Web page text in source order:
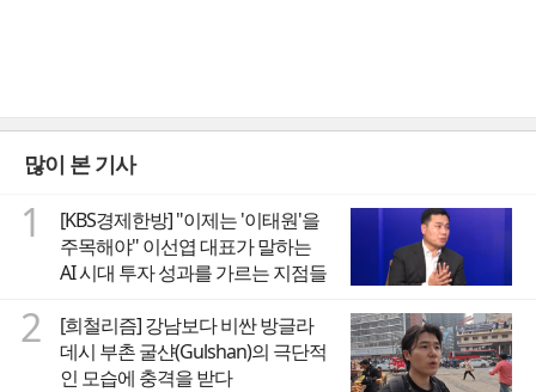
많이 본 기사
1
[KBS경제한방] "이제는 '이태원'을
주목해야" 이선엽 대표가 말하는
AI 시대 투자 성과를 가르는 지점들
2
[희철리즘] 강남보다 비싼 방글라
데시 부촌 굴샨(Gulshan)의 극단적
인 모습에 충격을 받다